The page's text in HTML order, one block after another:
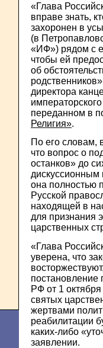
«Глава
вправе знать,
захоронен в
(в
«ИФ») рядом с
чтобы ей
об
директора
переданном в
Религия».
По его словам,
что вопрос о
останков» до
дискуссионным
она полностью
Русской
находящей в
для признания
царственных
«Глава
уверена, что
постановление
РФ от 1
святых
жертвами
реабилитации
каких-либо
заявлении.